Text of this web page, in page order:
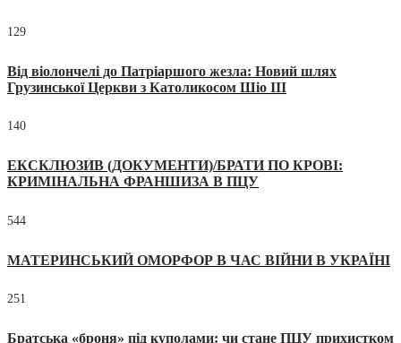
129
Від віолончелі до Патріаршого жезла: Новий шлях
Грузинської Церкви з Католикосом Шіо III
140
ЕКСКЛЮЗИВ (ДОКУМЕНТИ)/БРАТИ ПО КРОВІ:
КРИМІНАЛЬНА ФРАНШИЗА В ПЦУ
544
МАТЕРИНСЬКИЙ ОМОРФОР В ЧАС ВІЙНИ В УКРАЇНІ
251
Братська «броня» під куполами: чи стане ПЦУ прихистком